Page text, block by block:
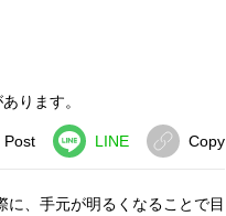
ります。
Post LINE Copy
、手元が明るくなることで目